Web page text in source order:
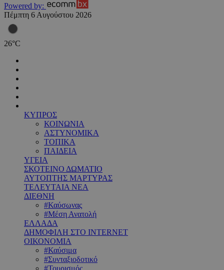
Powered by:
Πέμπτη 6 Αυγούστου 2026
26°C
ΚΥΠΡΟΣ
ΚΟΙΝΩΝΙΑ
ΑΣΤΥΝΟΜΙΚΑ
ΤΟΠΙΚΑ
ΠΑΙΔΕΙΑ
ΥΓΕΙΑ
ΣΚΟΤΕΙΝΟ ΔΩΜΑΤΙΟ
ΑΥΤΟΠΤΗΣ ΜΑΡΤΥΡΑΣ
ΤΕΛΕΥΤΑΙΑ ΝΕΑ
ΔΙΕΘΝΗ
#Καύσωνας
#Μέση Ανατολή
ΕΛΛΑΔΑ
ΔΗΜΟΦΙΛΗ ΣΤΟ INTERNET
ΟΙΚΟΝΟΜΙΑ
#Καύσιμα
#Συνταξιοδοτικό